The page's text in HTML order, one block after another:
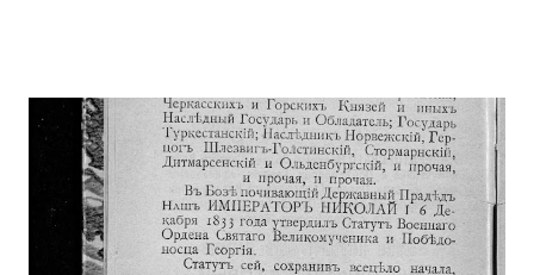
отличие в бою 24.05.1915 под с. Старжава, когда за убылью
офицеров, командуя ротой, при отходе частей войск боевой
линии, восстановил порядок в роте, бросился с ней в атаку
и задержал наступавшего противника. Произведен в
прапорщики за боевые отличия приказом